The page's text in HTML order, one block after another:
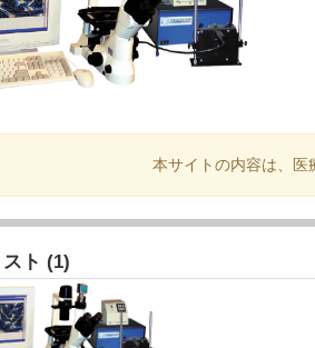
本サイトの内容は、医
ト (1)